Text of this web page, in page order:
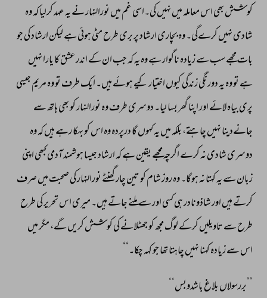
کوشش بھی اس معاملہ میں نہیں کی۔اسی غم میں نورالنہار نے یہ عہد کرلیا کہ وہ
شادی نہیں کرےگی۔ وہ بچاری ارشاد پر بری طرح مٹی ہوئی ہے لیکن ارشاد کی جو
بات مجھے سب سے زیادہ ناگوار ہے وہ یہ کہ جب ان کے اندر عشق کا یارا نہیں
ہے تو وہ یہ دورنگی زندگی کیوں اختیار کیے ہوئے ہیں۔ ایک طرف تو وہ مریم جیسی
پری بیاہ لائے اور اپنا گھر بسا لیا۔ دوسری طرف وہ نورالنہار کو بھی ہاتھ سے
جانےدینا نہیں چاہتے، بلکہ میں یہ کہوں گا درپردہ وہ اس کو بہکا رہے ہیں کہ وہ
دوسری شادی نہ کرے اگرچہ مجھے یقین ہے کہ ارشاد جیسا ہوشمند آدمی کبھی اپنی
زبان سے یہ کہتا نہ ہوگا۔ وہ روز شام کو تین چار گھنٹے نورالنہار کی صحبت میں صرف
کرتے ہیں اور شاذونادر ہی کسی اور سے ملنے جاتے ہیں۔ میری اس تحریر کی طرح
طرح سے تاویلیں کرکے لوگ مجھ کو جھٹلانے کی کوشش کریں گے، مگر میں
اس سے زیادہ کہنا نہیں چاہتا تھا جو کہہ چکا۔‘‘
’’بررسولاں بلاغ باشدوبس‘‘